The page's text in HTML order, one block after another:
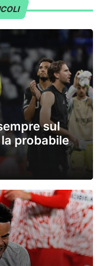
sul
probabile